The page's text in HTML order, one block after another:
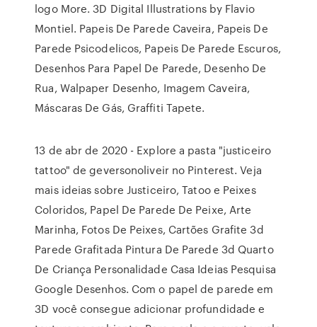
logo More. 3D Digital Illustrations by Flavio
Montiel. Papeis De Parede Caveira, Papeis De
Parede Psicodelicos, Papeis De Parede Escuros,
Desenhos Para Papel De Parede, Desenho De
Rua, Walpaper Desenho, Imagem Caveira,
Máscaras De Gás, Graffiti Tapete.
13 de abr de 2020 - Explore a pasta "justiceiro
tattoo" de geversonoliveir no Pinterest. Veja
mais ideias sobre Justiceiro, Tatoo e Peixes
Coloridos, Papel De Parede De Peixe, Arte
Marinha, Fotos De Peixes, Cartões Grafite 3d
Parede Grafitada Pintura De Parede 3d Quarto
De Criança Personalidade Casa Ideias Pesquisa
Google Desenhos. Com o papel de parede em
3D você consegue adicionar profundidade e